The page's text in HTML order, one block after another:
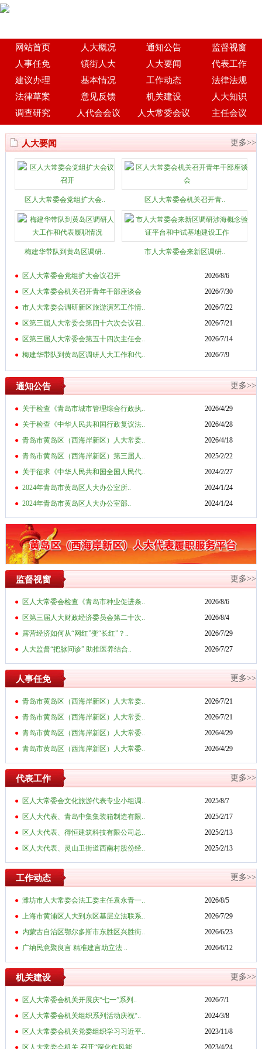
网站首页 人大概况 通知公告
监督视窗
人事任免
镇街人大 人大要闻
代表工作
建议办理
基本情况 工作动态
法律法规
法律草案
意见反馈 机关建设
人大知识
调查研究
人代会会议 人大常委会议 主任会议
人大要闻 更多>>
区人大常委会党组扩大会.. 区人大常委会机关召开青..
梅建华带队到黄岛区调研.. 市人大常委会来新区调研..
● 区人大常委会党组扩大会议召开
2026/8/6
● 区人大常委会机关召开青年干部座谈会
2026/7/30
● 市人大常委会调研新区旅游演艺工作情..
2026/7/22
● 区第三届人大常委会第四十六次会议召..
2026/7/21
● 区第三届人大常委会第五十四次主任会..
2026/7/14
● 梅建华带队到黄岛区调研人大工作和代.. 2026/7/9
通知公告 更多>>
● 关于检查《青岛市城市管理综合行政执..
2026/4/29
● 关于检查《中华人民共和国行政复议法..
2026/4/28
● 青岛市黄岛区（西海岸新区）人大常委..
2026/4/18
● 青岛市黄岛区（西海岸新区）第三届人..
2025/2/22
● 关于征求《中华人民共和国全国人民代..
2024/2/27
● 2024年青岛市黄岛区人大办公室所..
2024/1/24
● 2024年青岛市黄岛区人大办公室部.. 2024/1/24
监督视窗 更多>>
● 区人大常委会检查《青岛市种业促进条..
2026/8/6
● 区第三届人大财政经济委员会第二十次..
2026/8/4
● 露营经济如何从“网红”变“长红”？..
2026/7/29
● 人大监督“把脉问诊” 助推医养结合.. 2026/7/27
人事任免 更多>>
● 青岛市黄岛区（西海岸新区）人大常委..
2026/7/21
● 青岛市黄岛区（西海岸新区）人大常委..
2026/7/21
● 青岛市黄岛区（西海岸新区）人大常委..
2026/4/29
● 青岛市黄岛区（西海岸新区）人大常委.. 2026/4/29
代表工作 更多>>
● 区人大常委会文化旅游代表专业小组调..
2025/8/7
● 区人大代表、青岛中集集装箱制造有限..
2025/2/17
● 区人大代表、得恒建筑科技有限公司总..
2025/2/13
● 区人大代表、灵山卫街道西南村股份经.. 2025/2/13
工作动态 更多>>
● 潍坊市人大常委会法工委主任袁永青一..
2026/8/5
● 上海市黄浦区人大到东区基层立法联系..
2026/7/29
● 内蒙古自治区鄂尔多斯市东胜区兴胜街..
2026/6/23
● 广纳民意聚良言 精准建言助立法 .. 2026/6/12
机关建设 更多>>
● 区人大常委会机关开展庆“七一”系列..
2026/7/1
● 区人大常委会机关组织系列活动庆祝“..
2024/3/8
● 区人大常委会机关党委组织学习习近平..
2023/11/8
● 区人大常委会机关 召开“深化作风能.. 2023/4/24